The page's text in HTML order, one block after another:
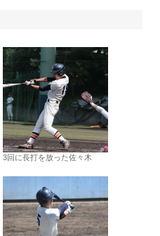
3回に長打を放った佐々木